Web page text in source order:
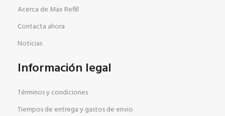
Acerca de Max Refill
Contacta ahora
Noticias
Información legal
Términos y condiciones
Tiempos de entrega y gastos de envio